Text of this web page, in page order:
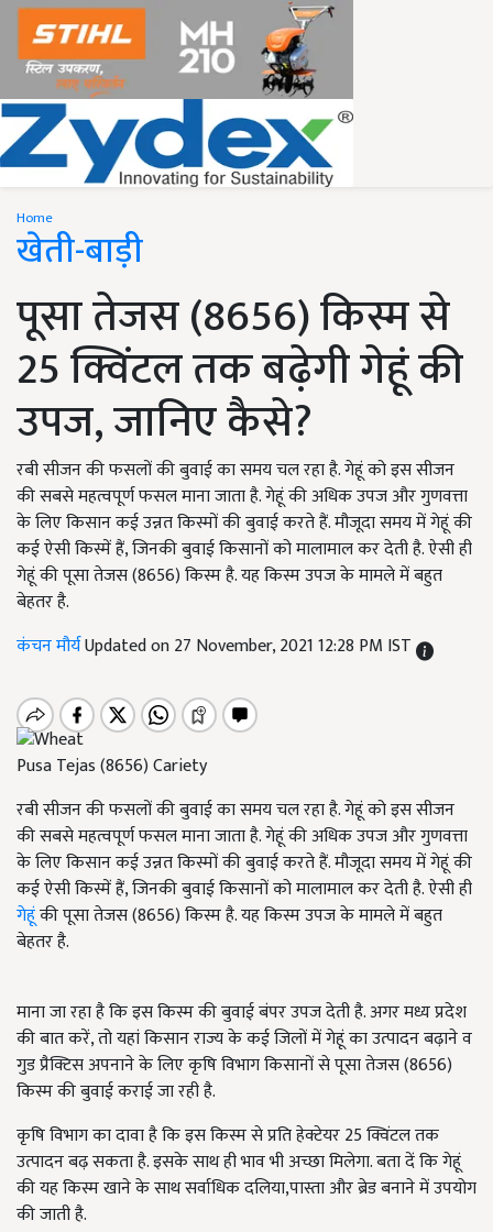
Home
खेती-बाड़ी
पूसा तेजस (8656) किस्म से
25 क्विंटल तक बढ़ेगी गेहूं की
उपज, जानिए कैसे?
रबी सीजन की फसलों की बुवाई का समय चल रहा है. गेहूं को इस सीजन
की सबसे महत्वपूर्ण फसल माना जाता है. गेहूं की अधिक उपज और गुणवत्ता
के लिए किसान कई उन्नत किस्मों की बुवाई करते हैं. मौजूदा समय में गेहूं की
कई ऐसी किस्में हैं, जिनकी बुवाई किसानों को मालामाल कर देती है. ऐसी ही
गेहूं की पूसा तेजस (8656) किस्म है. यह किस्म उपज के मामले में बहुत
बेहतर है.
कंचन मौर्यUpdated on 27 November, 2021 12:28 PM IST
Pusa Tejas (8656) Cariety
रबी सीजन की फसलों की बुवाई का समय चल रहा है. गेहूं को इस सीजन
की सबसे महत्वपूर्ण फसल माना जाता है. गेहूं की अधिक उपज और गुणवत्ता
के लिए किसान कई उन्नत किस्मों की बुवाई करते हैं. मौजूदा समय में गेहूं की
कई ऐसी किस्में हैं, जिनकी बुवाई किसानों को मालामाल कर देती है. ऐसी ही
गेहूंकी पूसा तेजस (8656) किस्म है. यह किस्म उपज के मामले में बहुत
बेहतर है.
माना जा रहा है कि इस किस्म की बुवाई बंपर उपज देती है. अगर मध्य प्रदेश
की बात करें, तो यहां किसान राज्य के कई जिलों में गेहूं का उत्पादन बढ़ाने व
गुड प्रैक्टिस अपनाने के लिए कृषि विभाग किसानों से पूसा तेजस (8656)
किस्म की बुवाई कराई जा रही है.
कृषि विभाग का दावा है कि इस किस्म से प्रति हेक्टेयर 25 क्विंटल तक
उत्पादन बढ़ सकता है. इसके साथ ही भाव भी अच्छा मिलेगा. बता दें कि गेहूं
की यह किस्म खाने के साथ सर्वाधिक दलिया,पास्ता और ब्रेड बनाने में उपयोग
की जाती है.